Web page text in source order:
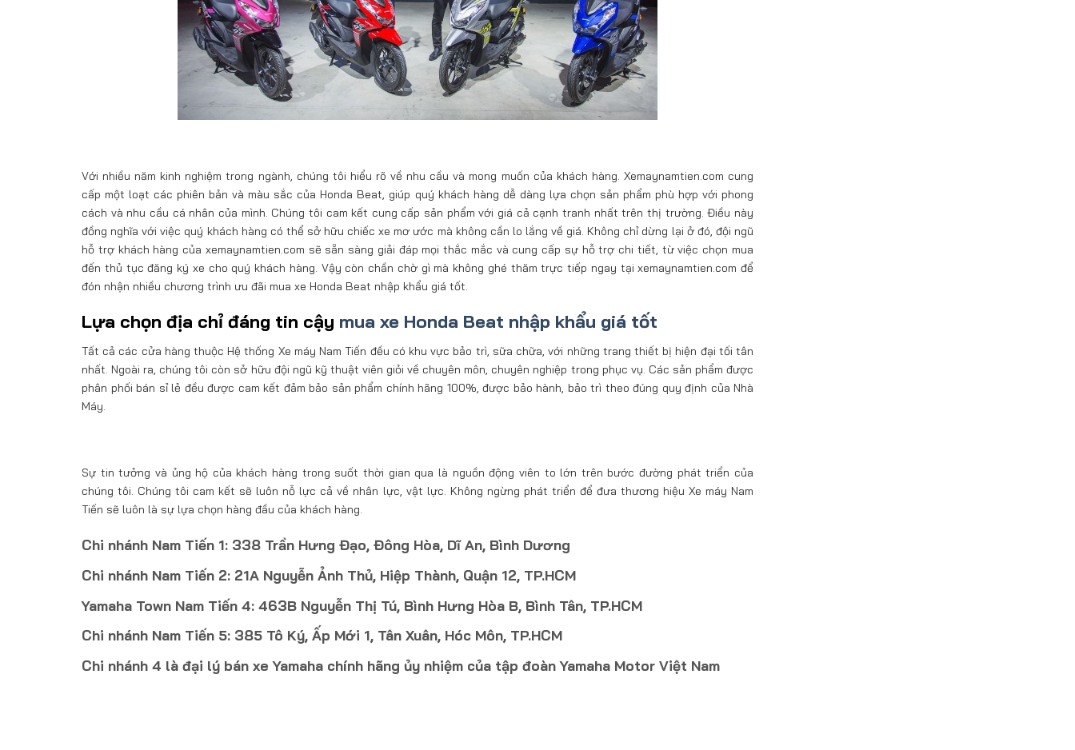
Với nhiều năm kinh nghiệm trong ngành, chúng tôi hiểu rõ về nhu cầu và mong muốn của khách hàng. Xemaynamtien.com cung
cấp một loạt các phiên bản và màu sắc của Honda Beat, giúp quý khách hàng dễ dàng lựa chọn sản phẩm phù hợp với phong
cách và nhu cầu cá nhân của mình. Chúng tôi cam kết cung cấp sản phẩm với giá cả cạnh tranh nhất trên thị trường. Điều này
đồng nghĩa với việc quý khách hàng có thể sở hữu chiếc xe mơ ước mà không cần lo lắng về giá. Không chỉ dừng lại ở đó, đội ngũ
hỗ trợ khách hàng của xemaynamtien.com sẽ sẵn sàng giải đáp mọi thắc mắc và cung cấp sự hỗ trợ chi tiết, từ việc chọn mua
đến thủ tục đăng ký xe cho quý khách hàng. Vậy còn chần chờ gì mà không ghé thăm trực tiếp ngay tại xemaynamtien.com để
đón nhận nhiều chương trình ưu đãi mua xe Honda Beat nhập khẩu giá tốt.
Lựa chọn địa chỉ đáng tin cậy mua xe Honda Beat nhập khẩu giá tốt
Tất cả các cửa hàng thuộc Hệ thống Xe máy Nam Tiến đều có khu vực bảo trì, sữa chữa, với những trang thiết bị hiện đại tối tân
nhất. Ngoài ra, chúng tôi còn sở hữu đội ngũ kỹ thuật viên giỏi về chuyên môn, chuyên nghiệp trong phục vụ. Các sản phẩm được
phân phối bán sỉ lẻ đều được cam kết đảm bảo sản phẩm chính hãng 100%, được bảo hành, bảo trì theo đúng quy định của Nhà
Máy.
Sự tin tưởng và ủng hộ của khách hàng trong suốt thời gian qua là nguồn động viên to lớn trên bước đường phát triển của
chúng tôi. Chúng tôi cam kết sẽ luôn nỗ lực cả về nhân lực, vật lực. Không ngừng phát triển để đưa thương hiệu Xe máy Nam
Tiến sẽ luôn là sự lựa chọn hàng đầu của khách hàng.
Chi nhánh Nam Tiến 1: 338 Trần Hưng Đạo, Đông Hòa, Dĩ An, Bình Dương
Chi nhánh Nam Tiến 2: 21A Nguyễn Ảnh Thủ, Hiệp Thành, Quận 12, TP.HCM
Yamaha Town Nam Tiến 4: 463B Nguyễn Thị Tú, Bình Hưng Hòa B, Bình Tân, TP.HCM
Chi nhánh Nam Tiến 5: 385 Tô Ký, Ấp Mới 1, Tân Xuân, Hóc Môn, TP.HCM
Chi nhánh 4 là đại lý bán xe Yamaha chính hãng ủy nhiệm của tập đoàn Yamaha Motor Việt Nam